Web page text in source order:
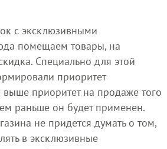
с эксклюзивными
помещаем товары, на
Специально для этой
приоритет
приоритет на продаже того
раньше он будет применен.
не придется думать о том,
в эксклюзивные